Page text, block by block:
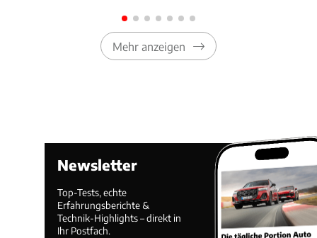
Mehr anzeigen
Newsletter
Top-Tests, echte
Erfahrungsberichte &
Technik-Highlights – direkt in
Ihr Postfach.